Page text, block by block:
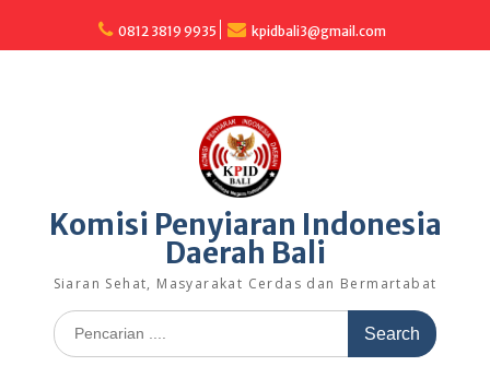
content
0812 3819 9935 kpidbali3@gmail.com
Komisi Penyiaran Indonesia
Daerah Bali
Siaran Sehat, Masyarakat Cerdas dan Bermartabat
Search
for: